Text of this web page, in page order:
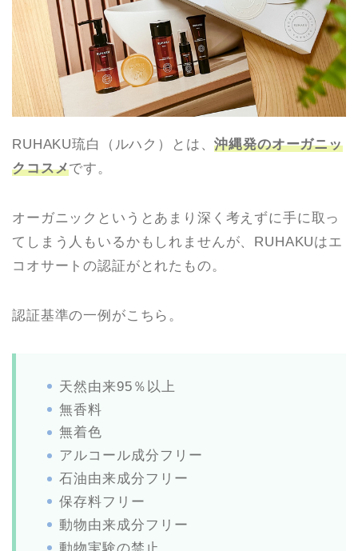
RUHAKU琉白（ルハク）とは、沖縄発のオーガニッ
クコスメです。
オーガニックというとあまり深く考えずに手に取っ
てしまう人もいるかもしれませんが、RUHAKUはエ
コオサートの認証がとれたもの。
認証基準の一例がこちら。
天然由来95％以上
無香料
無着色
アルコール成分フリー
石油由来成分フリー
保存料フリー
動物由来成分フリー